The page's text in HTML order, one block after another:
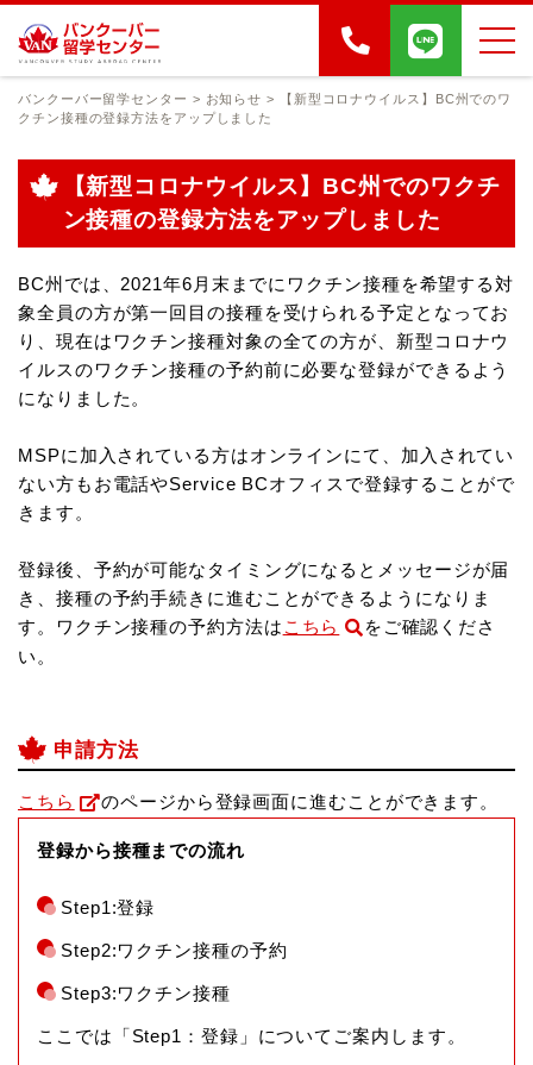
バンクーバー留学センター > お知らせ >
【新型コロナウイルス】BC州でのワ
クチン接種の登録方法をアップしました
【新型コロナウイルス】BC州でのワクチ
ン接種の登録方法をアップしました
BC州では、2021年6月末までにワクチン接種を希望する対
象全員の方が第一回目の接種を受けられる予定となってお
り、現在はワクチン接種対象の全ての方が、新型コロナウ
イルスのワクチン接種の予約前に必要な登録ができるよう
になりました。
MSPに加入されている方はオンラインにて、加入されてい
ない方もお電話やService BCオフィスで登録することがで
きます。
登録後、予約が可能なタイミングになるとメッセージが届
き、接種の予約手続きに進むことができるようになりま
す。ワクチン接種の予約方法は こちら
をご確認くださ
い。
申請方法
こちら のページから登録画面に進むことができます。
登録から接種までの流れ
Step1:登録
Step2:ワクチン接種の予約
Step3:ワクチン接種
ここでは「Step1：登録」についてご案内します。